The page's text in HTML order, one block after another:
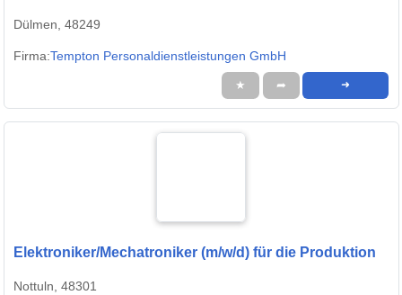
Dülmen, 48249
Firma:Tempton Personaldienstleistungen GmbH
★ ➦ ➜
Elektroniker/Mechatroniker (m/w/d) für die Produktion
Nottuln, 48301